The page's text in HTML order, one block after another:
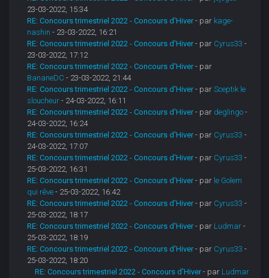
23-03-2022, 15:34
RE: Concours trimestriel 2022 - Concours d'Hiver - par kage-
nashin - 23-03-2022, 16:21
RE: Concours trimestriel 2022 - Concours d'Hiver - par Cyrus33 -
23-03-2022, 17:12
RE: Concours trimestriel 2022 - Concours d'Hiver - par
BananeDC - 23-03-2022, 21:44
RE: Concours trimestriel 2022 - Concours d'Hiver - parSceptik le
sloucheur - 24-03-2022, 16:11
RE: Concours trimestriel 2022 - Concours d'Hiver - par deglingo -
24-03-2022, 16:24
RE: Concours trimestriel 2022 - Concours d'Hiver - par Cyrus33 -
24-03-2022, 17:07
RE: Concours trimestriel 2022 - Concours d'Hiver - par Cyrus33 -
25-03-2022, 16:31
RE: Concours trimestriel 2022 - Concours d'Hiver - par le Golem
qui rêve - 25-03-2022, 16:42
RE: Concours trimestriel 2022 - Concours d'Hiver - par Cyrus33 -
25-03-2022, 18:17
RE: Concours trimestriel 2022 - Concours d'Hiver - par Ludmar -
25-03-2022, 18:19
RE: Concours trimestriel 2022 - Concours d'Hiver - par Cyrus33 -
25-03-2022, 18:20
RE: Concours trimestriel 2022 - Concours d'Hiver - par Ludmar